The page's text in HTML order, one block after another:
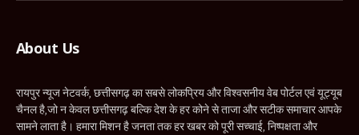
About Us
रायपुर न्यूज नेटवर्क, छत्तीसगढ़ का सबसे लोकप्रिय और विश्वसनीय वेब पोर्टल एवं यूट्यूब
चैनल है,जो न केवल छत्तीसगढ़ बल्कि देश के हर कोने से ताजा और सटीक समाचार आपके
सामने लाता है। हमारा मिशन है जनता तक हर खबर को पूरी सच्चाई, निष्पक्षता और